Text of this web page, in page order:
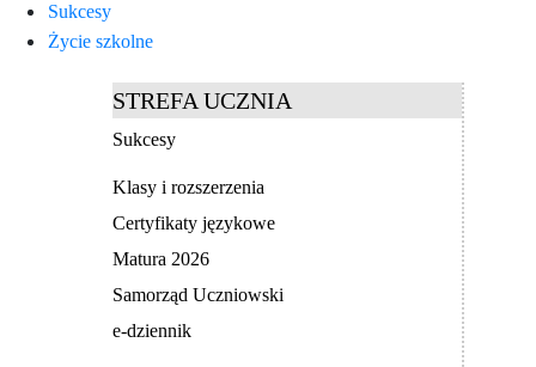
Sukcesy
Życie szkolne
STREFA UCZNIA
Sukcesy
Klasy i rozszerzenia
Certyfikaty językowe
Matura 2026
Samorząd Uczniowski
e-dziennik